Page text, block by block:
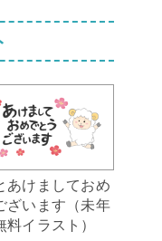
あけましておめ
ざいます（未年
イラスト）